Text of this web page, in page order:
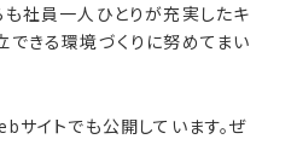
も社員一人ひとりが充実したキ
できる環境づくりに努めてまい
サイトでも公開しています。ぜ